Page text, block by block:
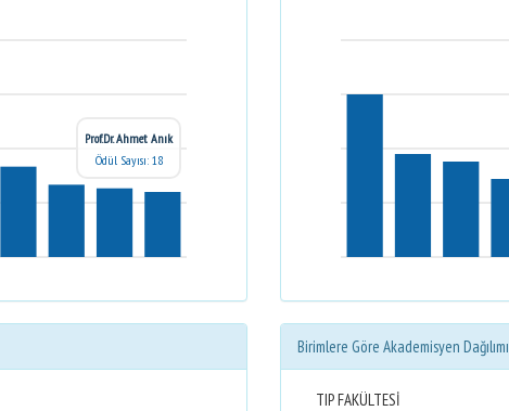
Prof.Dr. Ahmet Anık
Ödül Sayısı: 18
Birimlere Göre Akademisyen Dağılımı
TIP FAKÜLTESİ